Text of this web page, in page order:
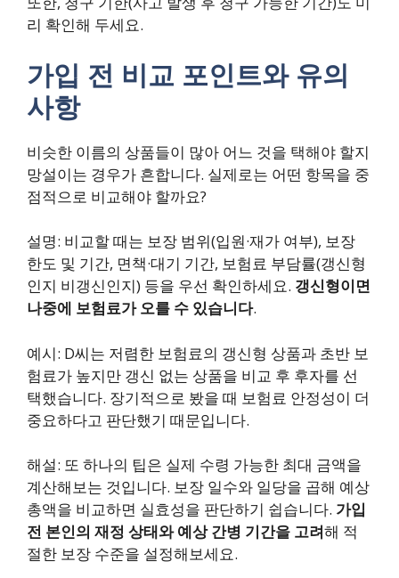
리 확인해 두세요.
가입 전 비교 포인트와 유의
사항
비슷한 이름의 상품들이 많아 어느 것을 택해야 할지
망설이는 경우가 흔합니다. 실제로는 어떤 항목을 중
점적으로 비교해야 할까요?
설명: 비교할 때는 보장 범위(입원·재가 여부), 보장
한도 및 기간, 면책·대기 기간, 보험료 부담률(갱신형
인지 비갱신인지) 등을 우선 확인하세요. 갱신형이면
나중에 보험료가 오를 수 있습니다.
예시: D씨는 저렴한 보험료의 갱신형 상품과 초반 보
험료가 높지만 갱신 없는 상품을 비교 후 후자를 선
택했습니다. 장기적으로 봤을 때 보험료 안정성이 더
중요하다고 판단했기 때문입니다.
해설: 또 하나의 팁은 실제 수령 가능한 최대 금액을
계산해보는 것입니다. 보장 일수와 일당을 곱해 예상
총액을 비교하면 실효성을 판단하기 쉽습니다. 가입
전 본인의 재정 상태와 예상 간병 기간을 고려해 적
절한 보장 수준을 설정해보세요.